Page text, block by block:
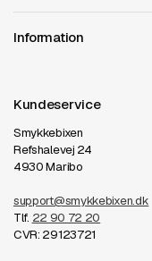
Information
Kundeservice
Smykkebixen
Refshalevej 24
4930 Maribo
support@smykkebixen.dk
Tlf. 22 90 72 20
CVR: 29123721